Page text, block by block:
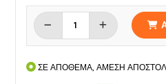
ΣΕ ΑΠΟΘΕΜΑ, ΑΜΕΣΗ